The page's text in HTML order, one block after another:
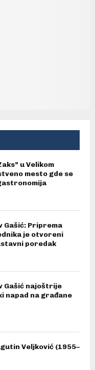
u Velikom
mesto gde se
Priprema
je otvoreni
poredak
Gašić najoštrije
napad na građane
Veljković (1955–